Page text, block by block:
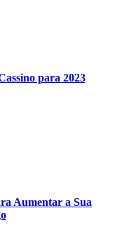
para 2023
Aumentar a Sua